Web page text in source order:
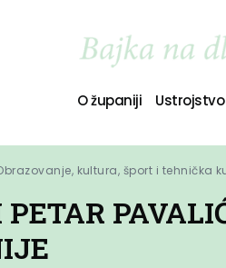
O županiji Ustrojstvo
kultura, šport i tehnička